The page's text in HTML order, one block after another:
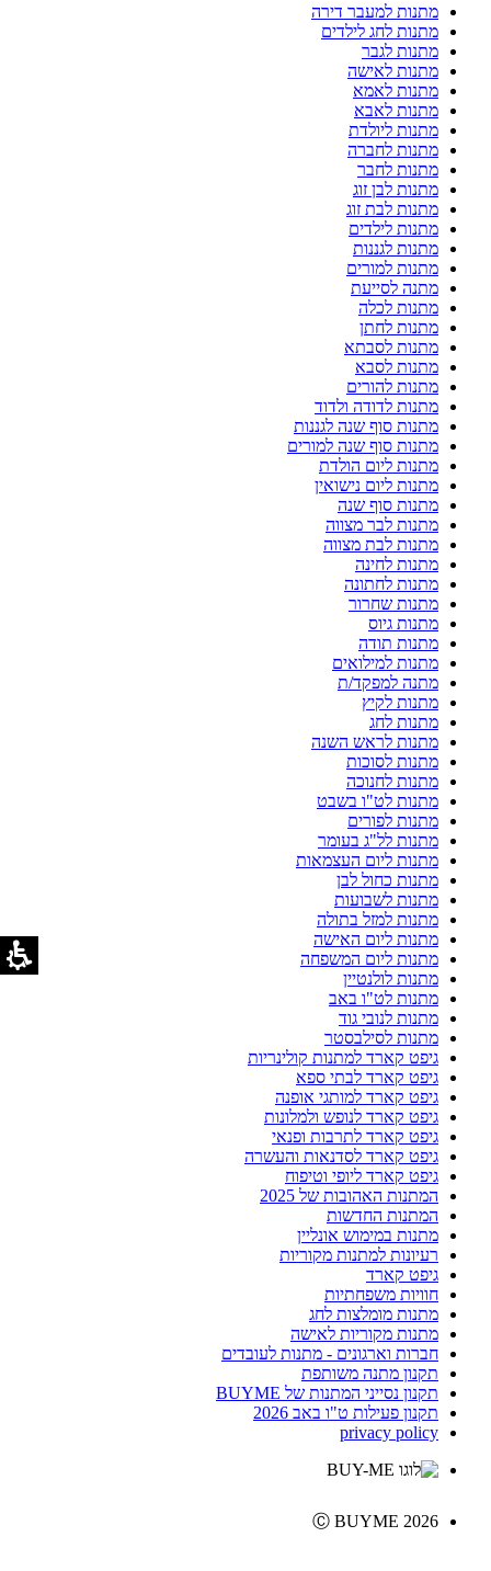
מתנות למעבר דירה
מתנות לחג לילדים
מתנות לגבר
מתנות לאישה
מתנות לאמא
מתנות לאבא
מתנות ליולדת
מתנות לחברה
מתנות לחבר
מתנות לבן זוג
מתנות לבת זוג
מתנות לילדים
מתנות לגננות
מתנות למורים
מתנה לסייעת
מתנות לכלה
מתנות לחתן
מתנות לסבתא
מתנות לסבא
מתנות להורים
מתנות לדודה ולדוד
מתנות סוף שנה לגננות
מתנות סוף שנה למורים
מתנות ליום הולדת
מתנות ליום נישואין
מתנות סוף שנה
מתנות לבר מצווה
מתנות לבת מצווה
מתנות לחינה
מתנות לחתונה
מתנות שחרור
מתנות גיוס
מתנות תודה
מתנות למילואים
מתנה למפקד/ת
מתנות לקיץ
מתנות לחג
מתנות לראש השנה
מתנות לסוכות
מתנות לחנוכה
מתנות לט"ו בשבט
מתנות לפורים
מתנות לל"ג בעומר
מתנות ליום העצמאות
מתנות כחול לבן
מתנות לשבועות
מתנות למזל בתולה
מתנות ליום האישה
מתנות ליום המשפחה
מתנות לולנטיין
מתנות לט"ו באב
מתנות לנובי גוד
מתנות לסילבסטר
גיפט קארד למתנות קולינריות
גיפט קארד לבתי ספא
גיפט קארד למותגי אופנה
גיפט קארד לנופש ולמלונות
גיפט קארד לתרבות ופנאי
גיפט קארד לסדנאות והעשרה
גיפט קארד ליופי וטיפוח
המתנות האהובות של 2025
המתנות החדשות
מתנות במימוש אונליין
רעיונות למתנות מקוריות
גיפט קארד
חוויות משפחתיות
מתנות מומלצות לחג
מתנות מקוריות לאישה
חברות וארגונים - מתנות לעובדים
תקנון מתנה משותפת
תקנון נסייני המתנות של BUYME
תקנון פעילות ט"ו באב 2026
privacy policy
Ⓒ BUYME 2026